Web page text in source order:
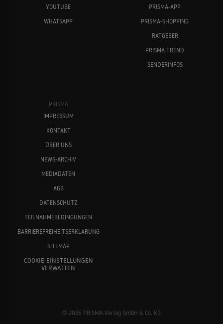
YOUTUBE
WHATSAPP
PRISMA-APP
PRISMA-SHOPPING
RATGEBER
PRISMA TREND
SENDERINFOS
PRISMA
IMPRESSUM
KONTAKT
ÜBER UNS
NEWS-ARCHIV
MEDIADATEN
AGB
DATENSCHUTZ
TEILNAHMEBEDINGUNGEN
BARRIEREFREIHEITSERKLÄRUNG
SITEMAP
COOKIE-EINSTELLUNGEN
VERWALTEN
© 2026 PRISMA-Verlag GmbH & Co. KG